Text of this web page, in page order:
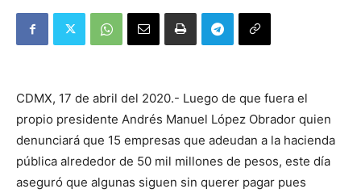
CDMX, 17 de abril del 2020.- Luego de que fuera el
propio presidente Andrés Manuel López Obrador quien
denunciará que 15 empresas que adeudan a la hacienda
pública alrededor de 50 mil millones de pesos, este día
aseguró que algunas siguen sin querer pagar pues